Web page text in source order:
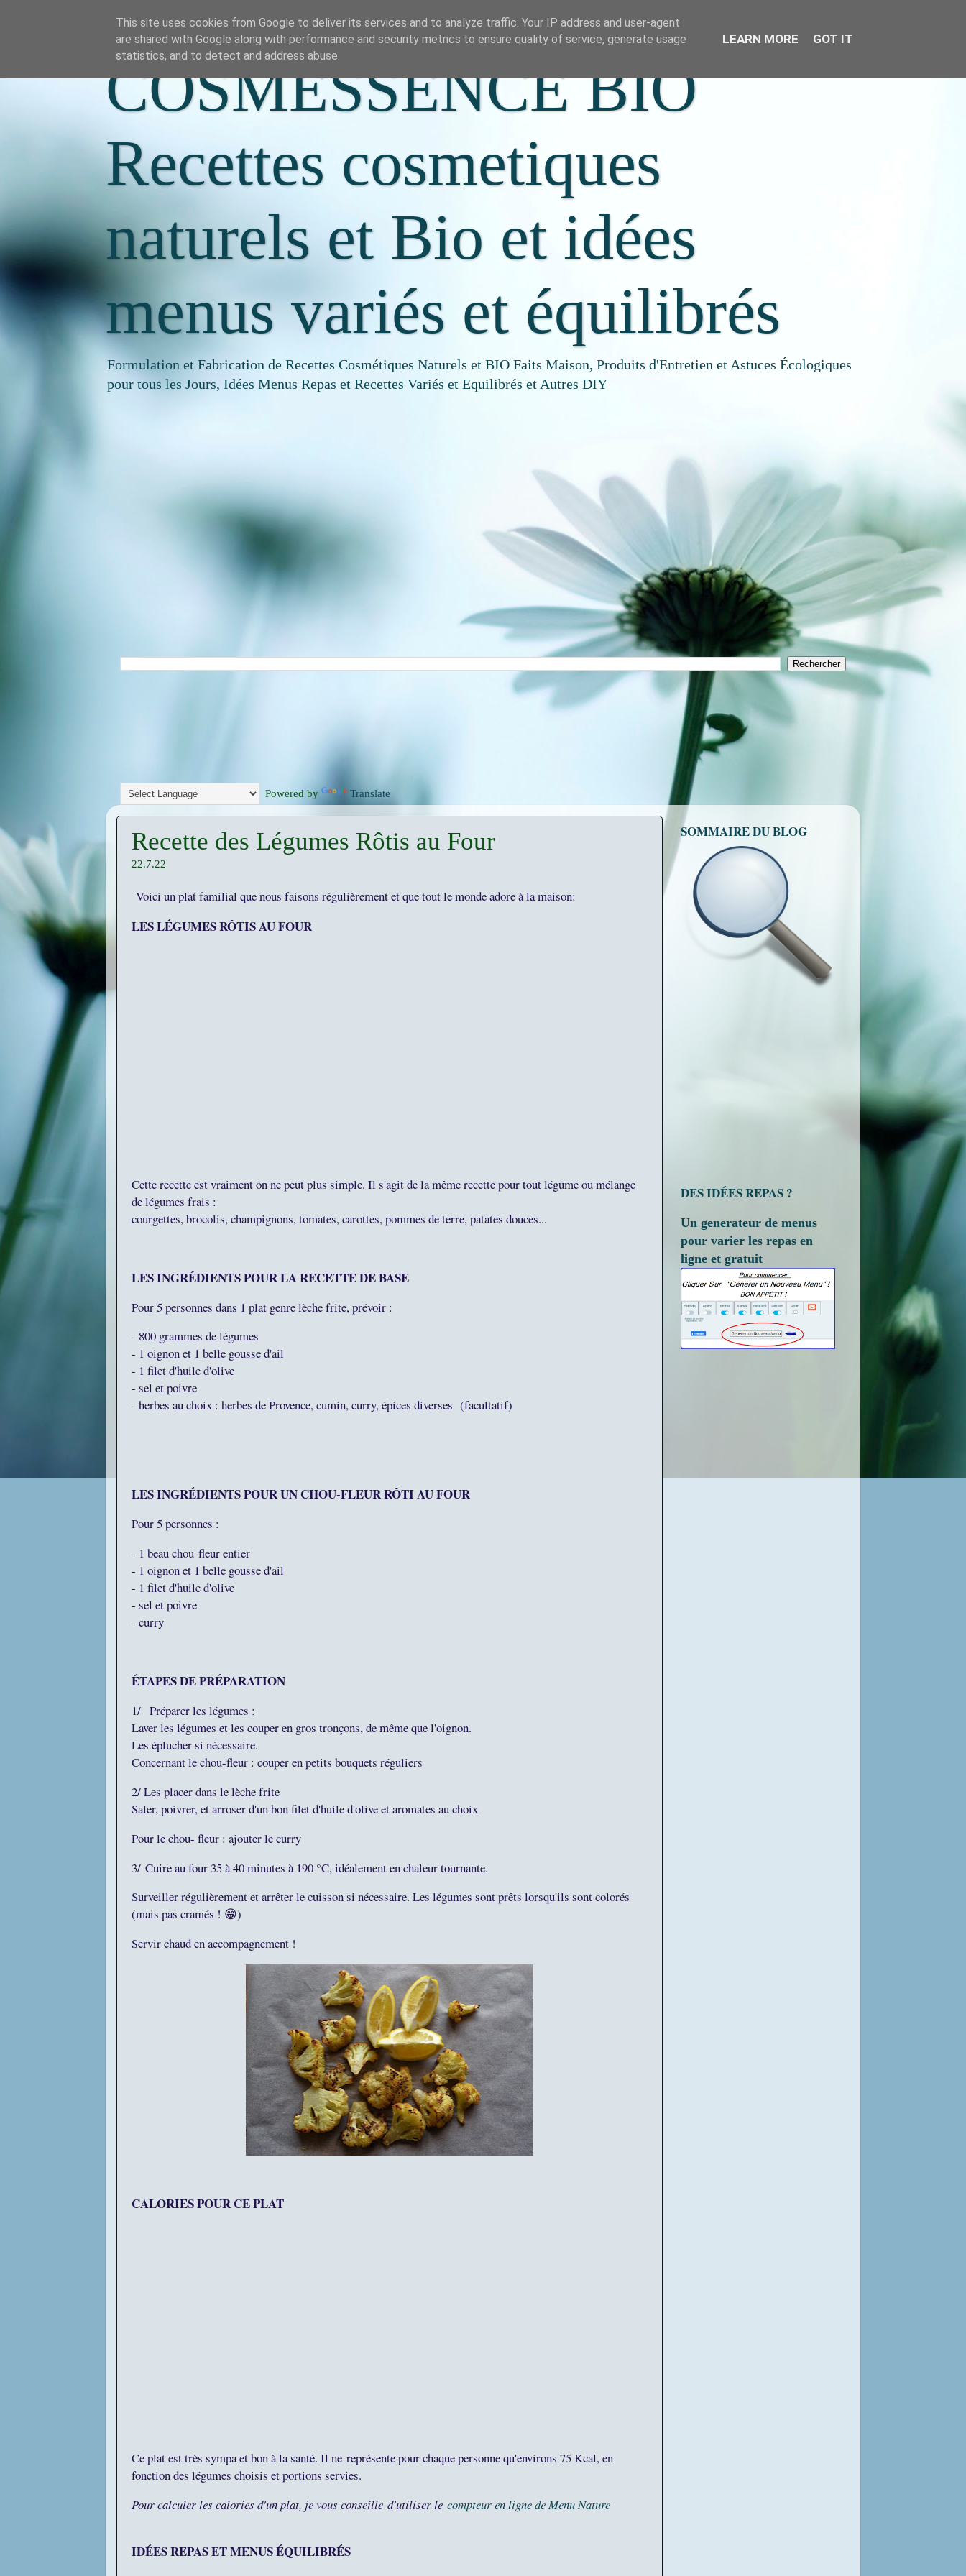
COSMESSENCE BIO
Recettes cosmetiques
naturels et Bio et idées
menus variés et équilibrés
Formulation et Fabrication de Recettes Cosmétiques Naturels et BIO Faits Maison, Produits d'Entretien et Astuces Écologiques
pour tous les Jours, Idées Menus Repas et Recettes Variés et Equilibrés et Autres DIY
Powered by Translate
Recette des Légumes Rôtis au Four
22.7.22
Voici un plat familial que nous faisons régulièrement et que tout le monde adore à la maison:
LES LÉGUMES RÔTIS AU FOUR
Cette recette est vraiment on ne peut plus simple. Il s'agit de la même recette pour tout légume ou mélange
de légumes frais :
courgettes, brocolis, champignons, tomates, carottes, pommes de terre, patates douces...
LES INGRÉDIENTS POUR LA RECETTE DE BASE
Pour 5 personnes dans 1 plat genre lèche frite, prévoir :
- 800 grammes de légumes
- 1 oignon et 1 belle gousse d'ail
- 1 filet d'huile d'olive
- sel et poivre
- herbes au choix : herbes de Provence, cumin, curry, épices diverses (facultatif)
LES INGRÉDIENTS POUR UN CHOU-FLEUR RÔTI AU FOUR
Pour 5 personnes :
- 1 beau chou-fleur entier
- 1 oignon et 1 belle gousse d'ail
- 1 filet d'huile d'olive
- sel et poivre
- curry
ÉTAPES DE PRÉPARATION
1/ Préparer les légumes :
Laver les légumes et les couper en gros tronçons, de même que l'oignon.
Les éplucher si nécessaire.
Concernant le chou-fleur : couper en petits bouquets réguliers
2/ Les placer dans le lèche frite
Saler, poivrer, et arroser d'un bon filet d'huile d'olive et aromates au choix
Pour le chou- fleur : ajouter le curry
3/ Cuire au four 35 à 40 minutes à 190 °C, idéalement en chaleur tournante.
Surveiller régulièrement et arrêter le cuisson si nécessaire. Les légumes sont prêts lorsqu'ils sont colorés
(mais pas cramés ! 😁)
Servir chaud en accompagnement !
CALORIES POUR CE PLAT
Ce plat est très sympa et bon à la santé. Il ne représente pour chaque personne qu'environs 75 Kcal, en
fonction des légumes choisis et portions servies.
Pour calculer les calories d'un plat, je vous conseille d'utiliser le compteur en ligne de Menu Nature
IDÉES REPAS ET MENUS ÉQUILIBRÉS
SOMMAIRE DU BLOG
DES IDÉES REPAS ?
Un generateur de menus
pour varier les repas en
ligne et gratuit
This site uses cookies from Google to deliver its services and to analyze traffic. Your IP address and user-agent
are shared with Google along with performance and security metrics to ensure quality of service, generate usage
statistics, and to detect and address abuse.
LEARN MORE GOT IT